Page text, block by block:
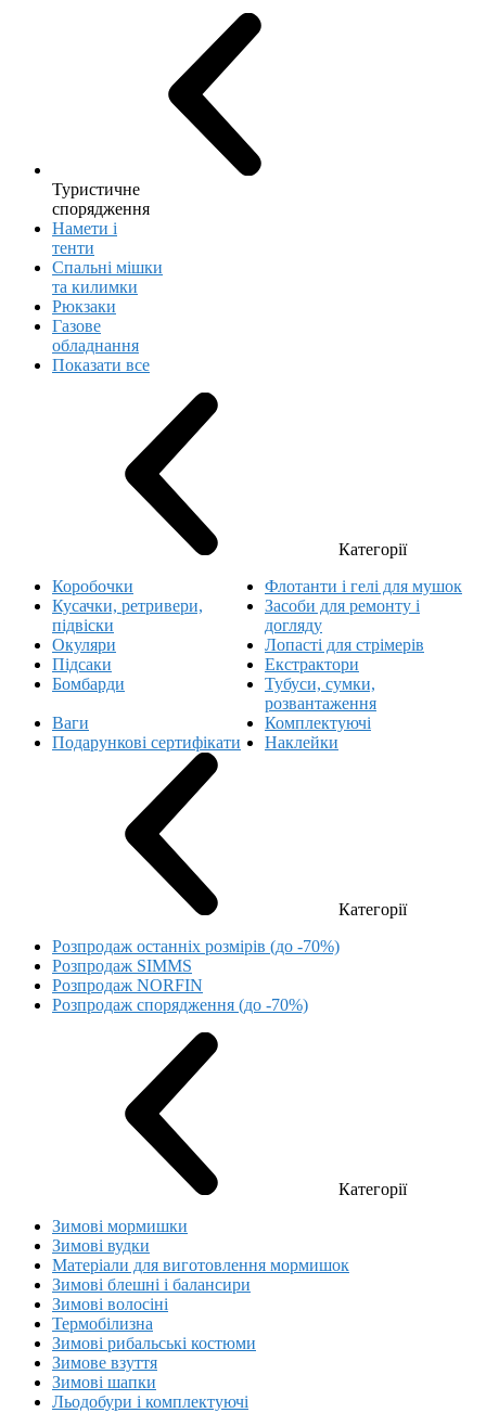
Туристичне
спорядження
Намети і
тенти
Спальні мішки
та килимки
Рюкзаки
Газове
обладнання
Показати все
Категорії
Коробочки
Флотанти і гелі для мушок
Кусачки, ретривери,
підвіски
Засоби для ремонту і
догляду
Окуляри
Лопасті для стрімерів
Підсаки
Екстрактори
Бомбарди
Тубуси, сумки,
розвантаження
Ваги
Комплектуючі
Подарункові сертифікати
Наклейки
Категорії
Розпродаж останніх розмірів (до -70%)
Розпродаж SIMMS
Розпродаж NORFIN
Розпродаж спорядження (до -70%)
Категорії
Зимові мормишки
Зимові вудки
Матеріали для виготовлення мормишок
Зимові блешні і балансири
Зимові волосіні
Термобілизна
Зимові рибальські костюми
Зимове взуття
Зимові шапки
Льодобури і комплектуючі